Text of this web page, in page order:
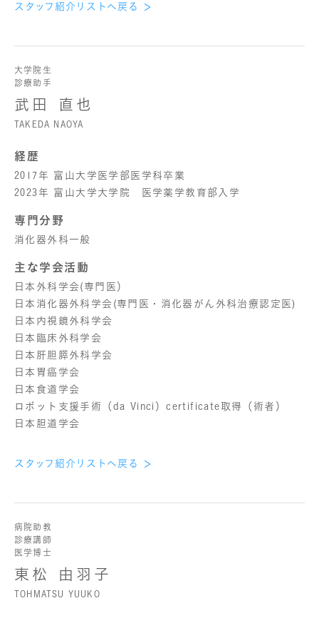
スタッフ紹介リストへ戻る
大学院生
診療助手
武田 直也
TAKEDA NAOYA
経歴
2017年 富山大学医学部医学科卒業
2023年 富山大学大学院 医学薬学教育部入学
専門分野
消化器外科一般
主な学会活動
日本外科学会(専門医）
日本消化器外科学会(専門医・消化器がん外科治療認定医)
日本内視鏡外科学会
日本臨床外科学会
日本肝胆膵外科学会
日本胃癌学会
日本食道学会
ロボット支援手術（da Vinci）certificate取得（術者）
日本胆道学会
スタッフ紹介リストへ戻る
病院助教
診療講師
医学博士
東松 由羽子
TOHMATSU YUUKO